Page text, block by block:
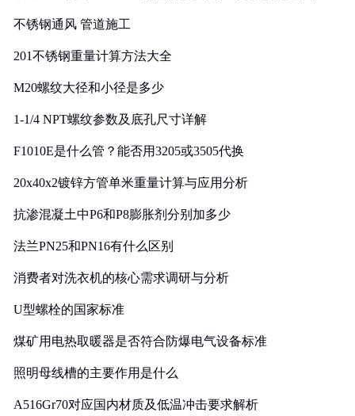
不锈钢通风 管道施工
201不锈钢重量计算方法大全
M20螺纹大径和小径是多少
1-1/4 NPT螺纹参数及底孔尺寸详解
F1010E是什么管？能否用3205或3505代换
20x40x2镀锌方管单米重量计算与应用分析
抗渗混凝土中P6和P8膨胀剂分别加多少
法兰PN25和PN16有什么区别
消费者对洗衣机的核心需求调研与分析
U型螺栓的国家标准
煤矿用电热取暖器是否符合防爆电气设备标准
照明母线槽的主要作用是什么
A516Gr70对应国内材质及低温冲击要求解析